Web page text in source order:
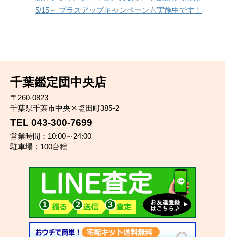
5/15～ プラスアップキャンペーンも実施中です！
千葉鑑定団中央店
〒260-0823
千葉県千葉市中央区塩田町385-2
TEL 043-300-7699
営業時間：10:00～24:00
駐車場：100台程